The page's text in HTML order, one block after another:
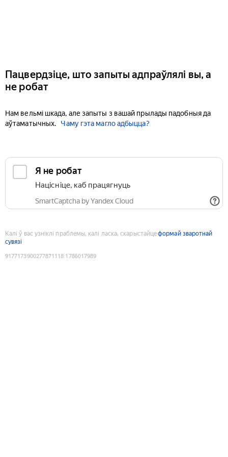
Пацвердзіце, што запыты адпраўлялі вы, а
не робат
Нам вельмі шкада, але запыты з вашай прылады падобныя да
аўтаматычных.
Чаму гэта магло адбыцца?
Я не робат
Націсніце, каб працягнуць
SmartCaptcha by Yandex Cloud
Калі ў вас узніклі праблемы, калі ласка, скарыстайцеформай зваротнай
сувязі
9177173900277871118:1786017989